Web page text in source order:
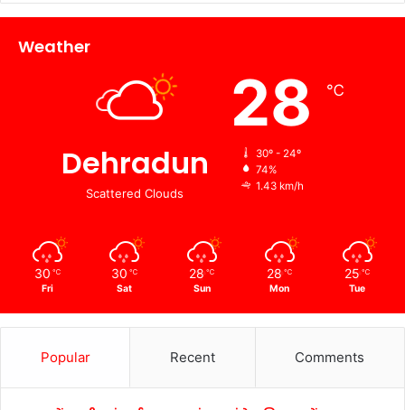
Weather
Dehradun
Scattered Clouds
28 ℃
30º - 24º
74%
1.43 km/h
30 ℃
Fri
30 ℃
Sat
28 ℃
Sun
28 ℃
Mon
25 ℃
Tue
Popular Recent Comments